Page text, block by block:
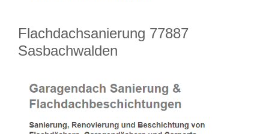
Flachdachsanierung 77887
Sasbachwalden